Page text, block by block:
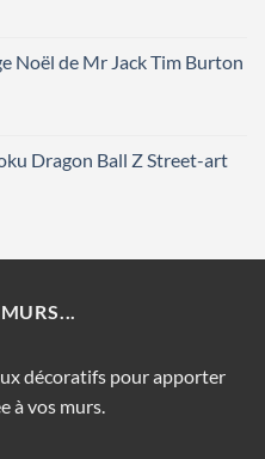
Noël de Mr Jack Tim Burton
Dragon Ball Z Street-art
décoratifs pour apporter
à vos murs.